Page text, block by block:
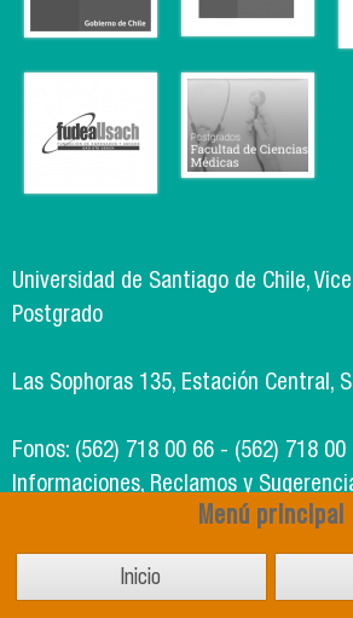
Menú principal
Inicio
Universidad de Santiago de Chile,
Postgrado
Las Sophoras 135, Estación Central,
Fonos: (562) 718 00 66 - (562) 718
Informaciones, Reclamos y
Soporte Informático Segic: (562) 718